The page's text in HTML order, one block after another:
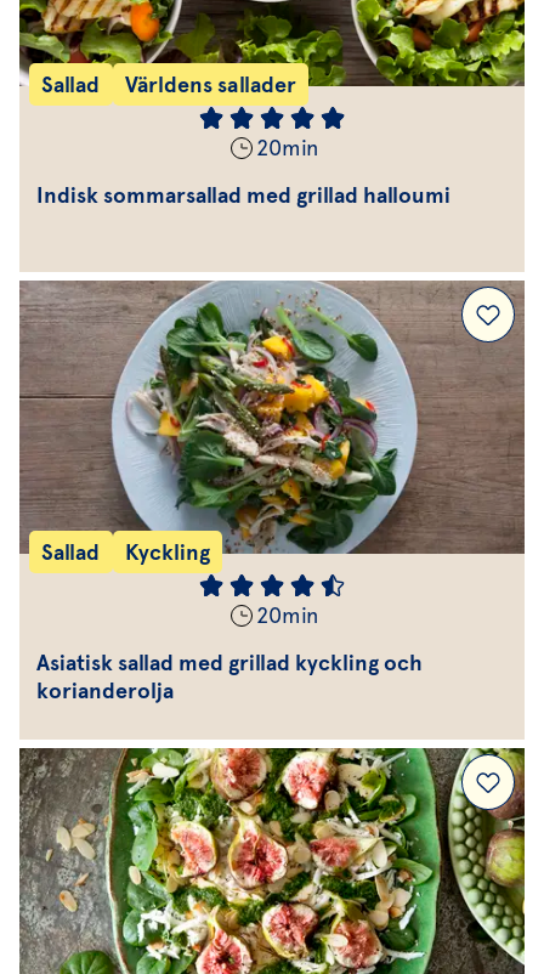
Sallad Världens sallader
20min
Indisk sommarsallad med grillad halloumi
Sallad Kyckling
20min
Asiatisk sallad med grillad kyckling och
korianderolja